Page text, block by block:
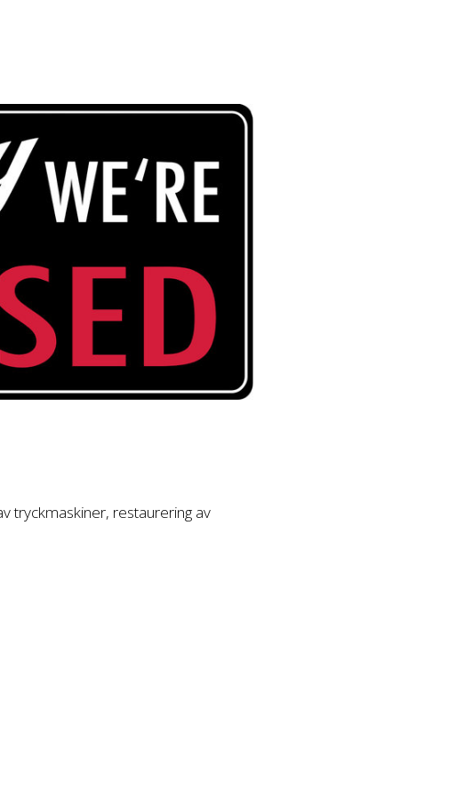
tryckmaskiner, restaurering av